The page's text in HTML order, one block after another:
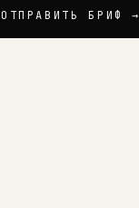
ОТПРАВИТЬ БРИФ →